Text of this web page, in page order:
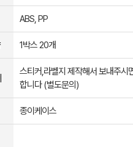
ABS, PP
1박스 20개
스티커,라벨지 제작해서 보내주시
합니다 (별도문의)
종이케이스